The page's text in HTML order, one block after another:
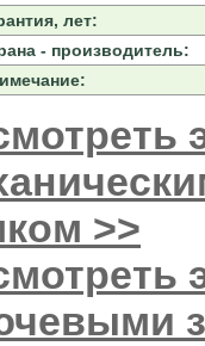
лет:
- производитель:
>>